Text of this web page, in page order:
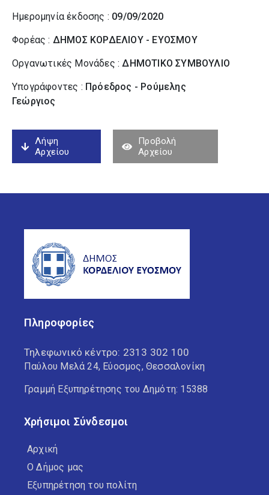
Ημερομηνία έκδοσης : 09/09/2020
Φορέας : ΔΗΜΟΣ ΚΟΡΔΕΛΙΟΥ - ΕΥΟΣΜΟΥ
Οργανωτικές Μονάδες :ΔΗΜΟΤΙΚΟ ΣΥΜΒΟΥΛΙΟ
Υπογράφοντες : Πρόεδρος - Ρούμελης
Γεώργιος
Λήψη
Αρχείου
Προβολή
Αρχείου
Πληροφορίες
Τηλεφωνικό κέντρο: 2313 302 100
Παύλου Μελά 24, Εύοσμος, Θεσσαλονίκη
Γραμμή Εξυπηρέτησης του Δημότη: 15388
Χρήσιμοι Σύνδεσμοι
Αρχική
Ο Δήμος μας
Εξυπηρέτηση του πολίτη